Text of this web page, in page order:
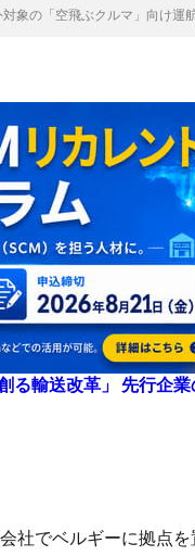
象の「空飛ぶクルマ」向け運
る輸送改革」 先行企
社でベルギーに拠点